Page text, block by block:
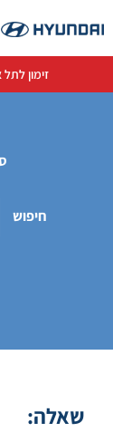
זימון לתל
חיפוש
שאלה: